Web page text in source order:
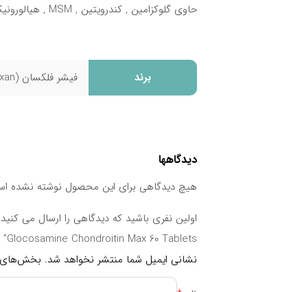
حاوی گلوکزامین , کندرویتین , MSM , هیالورونیک اسید و ویتامین D۳
قرص فولیک اسید برای چیست؟ +
بهترین قرص برای پوست صورت: راهنمای
معرفی بهترین ویتامین‌ها برای عضله‌سازی
عوارض قرص اورژانسی بعد رابطه
برند فیشر فلکسان (Fisher Flexan)
دیدگاهها
هیچ دیدگاهی برای این محصول نوشته نشده
Glocosamine Chondroitin Max 60 Tablets”
نشانی ایمیل شما منتشر نخواهد شد. بخش‌های